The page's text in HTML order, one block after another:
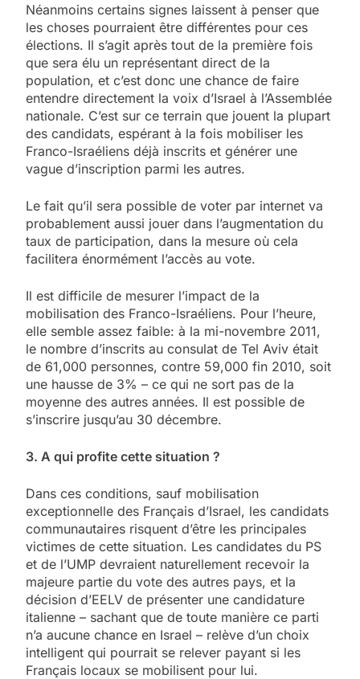
Néanmoins certains signes laissent à penser que
les choses pourraient être différentes pour ces
élections. Il s’agit après tout de la première fois
que sera élu un représentant direct de la
population, et c’est donc une chance de faire
entendre directement la voix d’Israel à l’Assemblée
nationale. C’est sur ce terrain que jouent la plupart
des candidats, espérant à la fois mobiliser les
Franco-Israéliens déjà inscrits et générer une
vague d’inscription parmi les autres.
Le fait qu’il sera possible de voter par internet va
probablement aussi jouer dans l’augmentation du
taux de participation, dans la mesure où cela
facilitera énormément l’accès au vote.
Il est difficile de mesurer l’impact de la
mobilisation des Franco-Israéliens. Pour l’heure,
elle semble assez faible: à la mi-novembre 2011,
le nombre d’inscrits au consulat de Tel Aviv était
de 61,000 personnes, contre 59,000 fin 2010, soit
une hausse de 3% – ce qui ne sort pas de la
moyenne des autres années. Il est possible de
s’inscrire jusqu’au 30 décembre.
3. A qui profite cette situation ?
Dans ces conditions, sauf mobilisation
exceptionnelle des Français d’Israel, les candidats
communautaires risquent d’être les principales
victimes de cette situation. Les candidates du PS
et de l’UMP devraient naturellement recevoir la
majeure partie du vote des autres pays, et la
décision d’EELV de présenter une candidature
italienne – sachant que de toute manière ce parti
n’a aucune chance en Israel – relève d’un choix
intelligent qui pourrait se relever payant si les
Français locaux se mobilisent pour lui.